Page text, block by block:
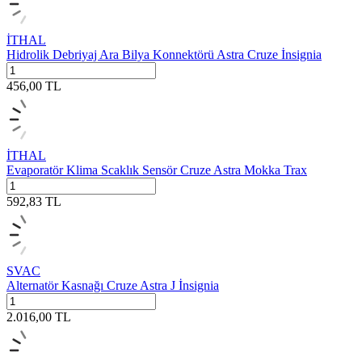
İTHAL
Hidrolik Debriyaj Ara Bilya Konnektörü Astra Cruze İnsignia
456,00 TL
İTHAL
Evaporatör Klima Scaklık Sensör Cruze Astra Mokka Trax
592,83 TL
SVAC
Alternatör Kasnağı Cruze Astra J İnsignia
2.016,00 TL